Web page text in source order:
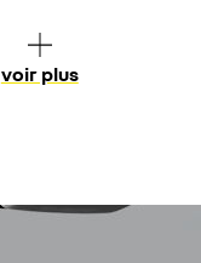
voir plus